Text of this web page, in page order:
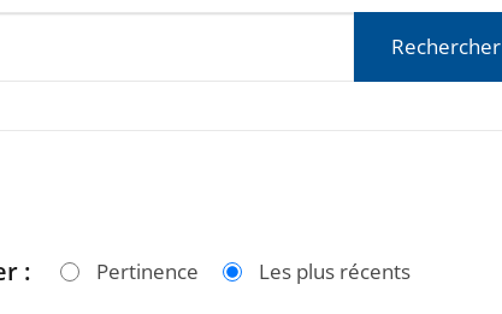
Rechercher
: Pertinence Les plus récents